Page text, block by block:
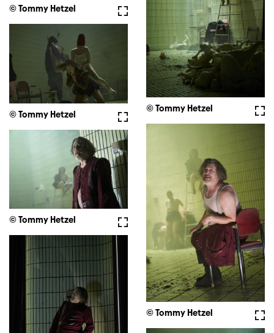
Vollbild
© Tommy Hetzel
© Tommy Hetzel
Vollbild
© Tommy Hetzel
© Tommy Hetzel
Vollbild
© Tommy Hetzel